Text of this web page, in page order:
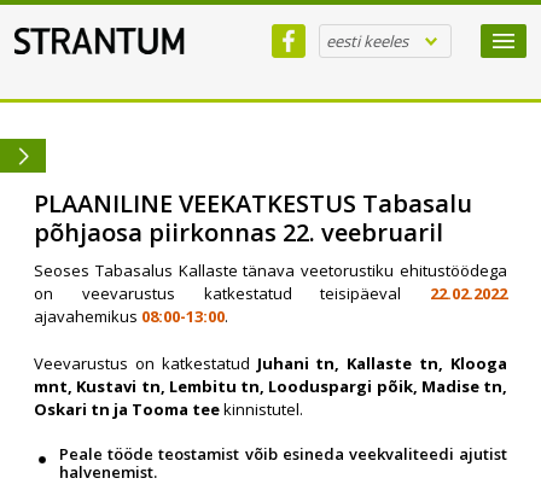
eesti keeles
PLAANILINE VEEKATKESTUS Tabasalu
põhjaosa piirkonnas 22. veebruaril
Seoses Tabasalus Kallaste tänava veetorustiku ehitustöödega
on veevarustus katkestatud teisipäeval 22.02.2022
ajavahemikus 08:00-13:00.
Veevarustus on katkestatud Juhani tn, Kallaste tn, Klooga
mnt, Kustavi tn, Lembitu tn, Looduspargi põik, Madise tn,
Oskari tn ja Tooma teekinnistutel.
Peale tööde teostamist võib esineda veekvaliteedi ajutist
halvenemist.